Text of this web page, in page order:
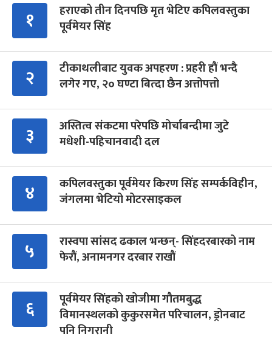
१
हराएको तीन दिनपछि मृत भेटिए कपिलवस्तुका
पूर्वमेयर सिंह
२
टीकाथलीबाट युवक अपहरण : प्रहरी हौं भन्दै
लगेर गए, २० घण्टा बित्दा छैन अत्तोपत्तो
३
अस्तित्व संकटमा परेपछि मोर्चाबन्दीमा जुटे
मधेशी-पहिचानवादी दल
४
कपिलवस्तुका पूर्वमेयर किरण सिंह सम्पर्कविहीन,
जंगलमा भेटियो मोटरसाइकल
५
रास्वपा सांसद ढकाल भन्छन्- सिंहदरबारको नाम
फेरौं, अनामनगर दरबार राखौं
६
पूर्वमेयर सिंहको खोजीमा गौतमबुद्ध
विमानस्थलको कुकुरसमेत परिचालन, ड्रोनबाट
पनि निगरानी